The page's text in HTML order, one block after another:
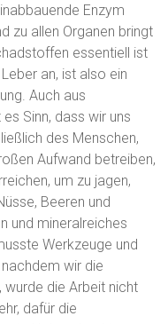
Enzym
zu allen Organen bringt
essentiell ist
an, ist also ein
Auch aus
Sinn, dass wir uns
des Menschen,
Aufwand betreiben,
um zu jagen,
Beeren und
und mineralreiches
Werkzeuge und
wir die
wurde die Arbeit nicht
dafür die